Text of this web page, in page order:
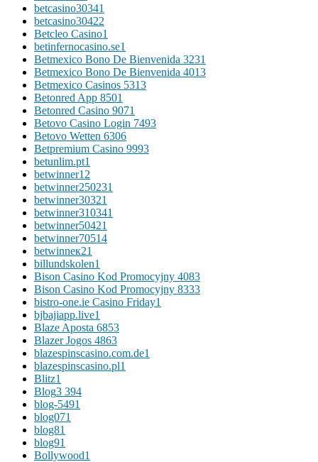
betcasino30341
betcasino30422
Betcleo Casino1
betinfernocasino.se1
Betmexico Bono De Bienvenida 3231
Betmexico Bono De Bienvenida 4013
Betmexico Casinos 5313
Betonred App 8501
Betonred Casino 9071
Betovo Casino Login 7493
Betovo Wetten 6306
Betpremium Casino 9993
betunlim.pt1
betwinner1 2
betwinner250231
betwinner30321
betwinner310341
betwinner50421
betwinner70514
betwinneк21
billundskolen1
Bison Casino Kod Promocyjny 4083
Bison Casino Kod Promocyjny 8333
bistro-one.ie Casino Friday1
bjbajiapp.live1
Blaze Aposta 6853
Blazer Jogos 4863
blazespinscasino.com.de1
blazespinscasino.pl1
Blitz1
Blog3 394
blog-5491
blog071
blog81
blog91
Bollywood1